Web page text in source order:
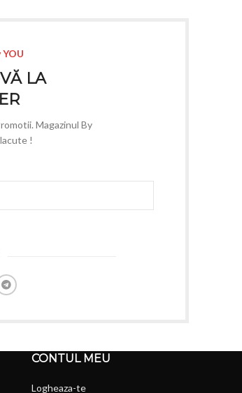
YOU
LA
Magazinul By
!
CONTUL MEU
Logheaza-te